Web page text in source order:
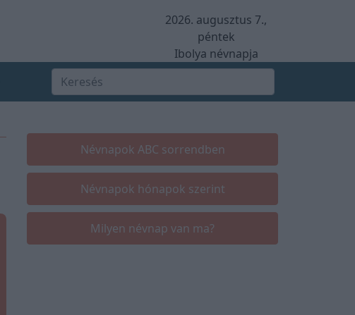
2026. augusztus 7.,
péntek
Ibolya névnapja
Névnapok ABC sorrendben
Névnapok hónapok szerint
Milyen névnap van ma?